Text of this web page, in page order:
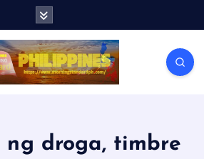
ng droga, timbre